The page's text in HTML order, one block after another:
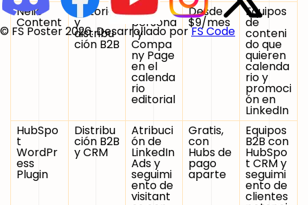
© FS Poster 2026. Desarrollado porFS Code
Nelio
Content
Editorial
y
distribu
ción B2B
Perfil
persona
l y
Compa
ny Page
en el
calenda
rio
editorial
Desde
$9/mes
Equipos
de
conteni
do que
quieren
calenda
rio y
promoci
ón en
LinkedIn
HubSpo
t
WordPr
ess
Plugin
Distribu
ción B2B
y CRM
Atribuci
ón de
LinkedIn
Ads y
seguimi
ento de
visitant
Gratis,
con
Hubs de
pago
aparte
Equipos
B2B con
HubSpo
t CRM y
seguimi
ento de
clientes